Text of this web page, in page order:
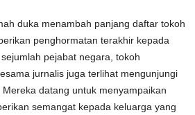
duka menambah panjang daftar tokoh
penghormatan terakhir kepada
pejabat negara, tokoh
jurnalis juga terlihat mengunjungi
datang untuk menyampaikan
semangat kepada keluarga yang